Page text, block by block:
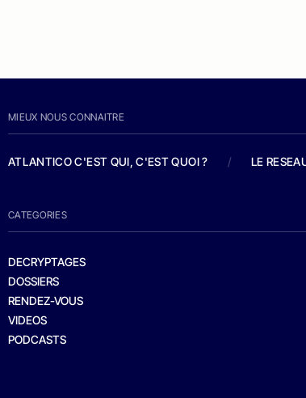
MIEUX NOUS CONNAITRE
ATLANTICO C'EST QUI, C'EST QUOI ? / LE
CATEGORIES
DECRYPTAGES
DOSSIERS
RENDEZ-VOUS
VIDEOS
PODCASTS